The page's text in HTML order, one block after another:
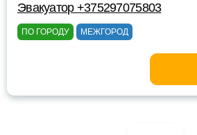
Эвакуатор +375297075803
ПО ГОРОДУ МЕЖГОРОД